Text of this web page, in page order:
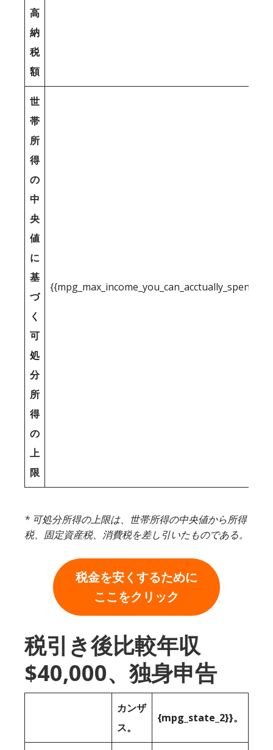
高
納
税
額
世
帯
所
得
の
中
央
値
に
基
づ
く
可
処
分
所
得
の
上
限
* 可処分所得の上限は、世帯所得の中央値から所得
税、固定資産税、消費税を差し引いたものである。
税金を安くするために
ここをクリック
税引き後比較年収
$40,000、独身申告
カンザ
ス。
{mpg_state_2}}。